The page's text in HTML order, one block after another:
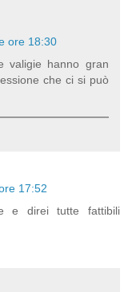
ore 18:30
valigie hanno gran
che ci si può
17:52
e direi tutte fattibili